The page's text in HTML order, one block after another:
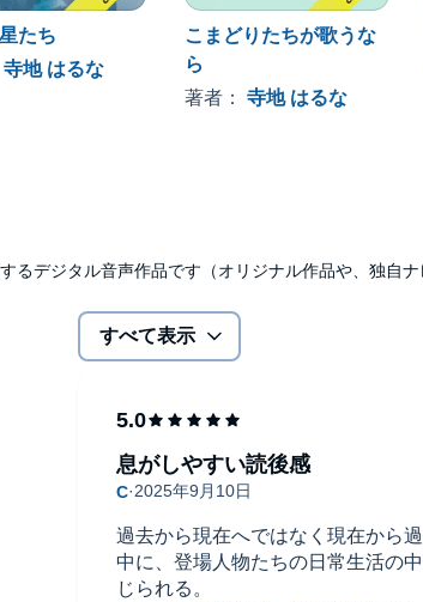
たち
寺地 はるな
こまどりたちが歌うな
ら
著者： 寺地 はるな
るデジタル音声作品です（オリジナル作品や、独自ナ
すべて表示
過去から現在へではなく現在から
中に、登場人物たちの日常生活の
じられる。
息がしやすい読後感